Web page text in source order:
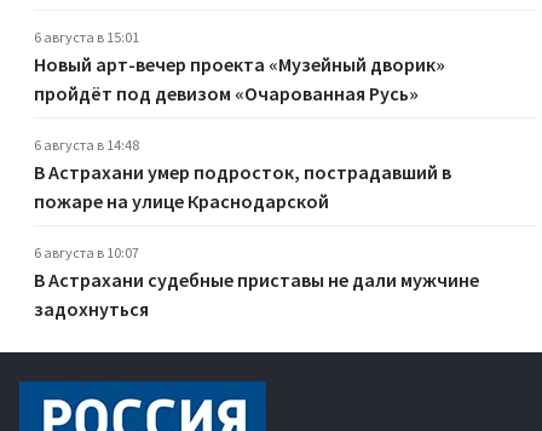
6 августа в 15:01
Новый арт-вечер проекта «Музейный дворик»
пройдёт под девизом «Очарованная Русь»
6 августа в 14:48
В Астрахани умер подросток, пострадавший в
пожаре на улице Краснодарской
6 августа в 10:07
В Астрахани судебные приставы не дали мужчине
задохнуться